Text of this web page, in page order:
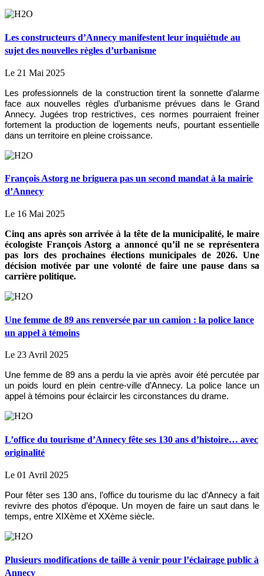
Les constructeurs d’Annecy manifestent leur inquiétude au
sujet des nouvelles règles d’urbanisme
Le 21 Mai 2025
Les professionnels de la construction tirent la sonnette d’alarme
face aux nouvelles règles d’urbanisme prévues dans le Grand
Annecy. Jugées trop restrictives, ces normes pourraient freiner
fortement la production de logements neufs, pourtant essentielle
dans un territoire en pleine croissance.
François Astorg ne briguera pas un second mandat à la mairie
d’Annecy
Le 16 Mai 2025
Cinq ans après son arrivée à la tête de la municipalité, le maire
écologiste François Astorg a annoncé qu’il ne se représentera
pas lors des prochaines élections municipales de 2026. Une
décision motivée par une volonté de faire une pause dans sa
carrière politique.
Une femme de 89 ans renversée par un camion : la police lance
un appel à témoins
Le 23 Avril 2025
Une femme de 89 ans a perdu la vie après avoir été percutée par
un poids lourd en plein centre-ville d’Annecy. La police lance un
appel à témoins pour éclaircir les circonstances du drame.
L’office du tourisme d’Annecy fête ses 130 ans d’histoire… avec
originalité
Le 01 Avril 2025
Pour fêter ses 130 ans, l’office du tourisme du lac d’Annecy a fait
revivre des photos d’époque. Un moyen de faire un saut dans le
temps, entre XIXème et XXème siècle.
Plusieurs modifications de taille à venir pour l’éclairage public à
Annecy